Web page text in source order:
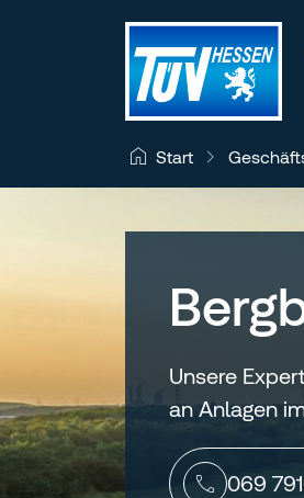
Zum Inhalt wechseln
Start
Unsere
an Anlagen
069